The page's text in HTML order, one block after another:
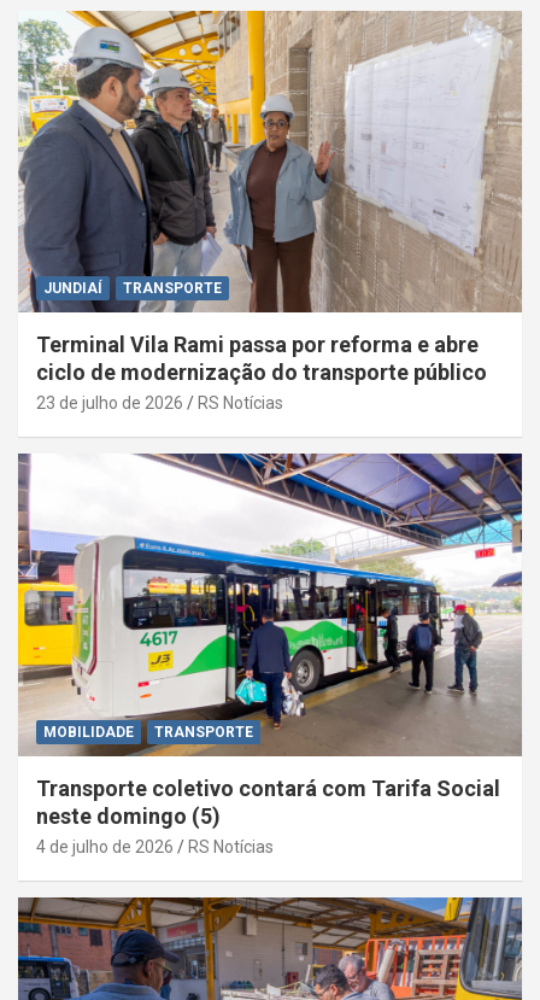
JUNDIAÍ TRANSPORTE
Terminal Vila Rami passa por reforma e abre
ciclo de modernização do transporte público
23 de julho de 2026 RS Notícias
MOBILIDADE TRANSPORTE
Transporte coletivo contará com Tarifa Social
neste domingo (5)
4 de julho de 2026 RS Notícias